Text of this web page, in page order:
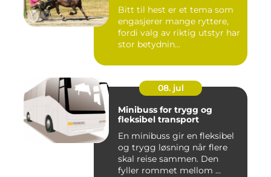
Bitt til hest er et tema som
engasjerer mange ryttere,
fordi valg av riktig utstyr har
stor betydnin...
08. jul
Minibuss for trygg og
fleksibel transport
En minibuss gir en fleksibel
og trygg løsning når flere
skal reise sammen. Den
fyller rommet mellom ...